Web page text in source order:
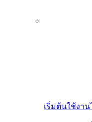
เริ่มต้นใช้งาน